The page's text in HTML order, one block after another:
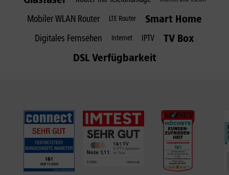
Mobiler WLAN Router LTE Router Smart Home
Digitales Fernsehen Internet IPTV
TV Box
DSL Verfügbarkeit